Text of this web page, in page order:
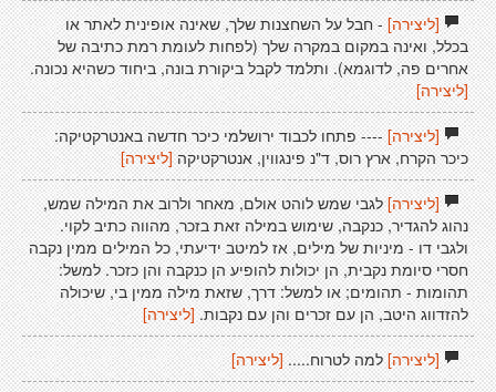
[ליצירה]- חבל על השחצנות שלך, שאינה אופינית לאתר או
בכלל, ואינה במקום במקרה שלך (לפחות לעומת רמת כתיבה של
אחרים פה, לדוגמא). ותלמד לקבל ביקורת בונה, ביחוד כשהיא נכונה.
[ליצירה]
[ליצירה]---- פתחו לכבוד ירושלמי כיכר חדשה באנטרקטיקה:
כיכר הקרח, ארץ רוס, ד"נ פינגווין, אנטרקטיקה [ליצירה]
[ליצירה]לגבי שמש לוהט אולם, מאחר ולרוב את המילה שמש,
נהוג להגדיר, כנקבה, שימוש במילה זאת בזכר, מהווה כתיב לקוי.
ולגבי דו - מיניות של מילים, אז למיטב ידיעתי, כל המילים ממין נקבה
חסרי סיומת נקבית, הן יכולות להופיע הן כנקבה והן כזכר. למשל:
תהומות - תהומים; או למשל: דרך, שזאת מילה ממין בי, שיכולה
להזדווג היטב, הן עם זכרים והן עם נקבות. [ליצירה]
[ליצירה]למה לטרוח.....[ליצירה]